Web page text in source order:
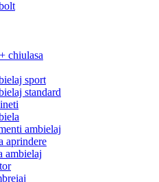
chiulasa
sport
standard
ambielaj
aprindere
ambielaj